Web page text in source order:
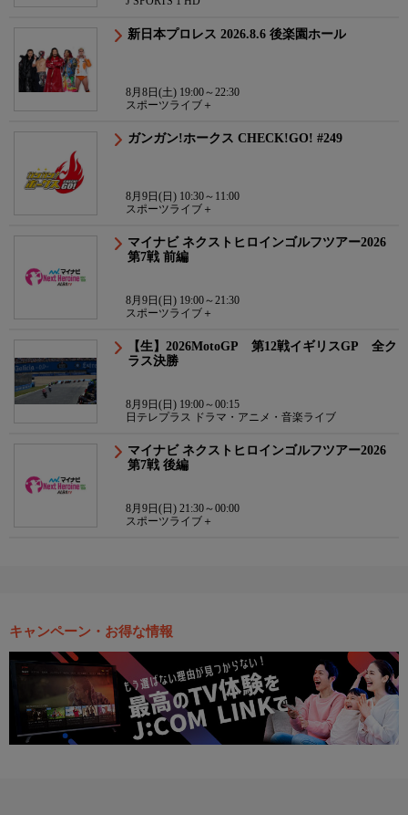
新日本プロレス 2026.8.6 後楽園ホール
8月8日(土) 19:00～22:30
スポーツライブ＋
ガンガン!ホークス CHECK!GO! #249
8月9日(日) 10:30～11:00
スポーツライブ＋
マイナビ ネクストヒロインゴルフツアー2026
第7戦 前編
8月9日(日) 19:00～21:30
スポーツライブ＋
【生】2026MotoGP 第12戦イギリスGP 全ク
ラス決勝
8月9日(日) 19:00～00:15
日テレプラス ドラマ・アニメ・音楽ライブ
マイナビ ネクストヒロインゴルフツアー2026
第7戦 後編
8月9日(日) 21:30～00:00
スポーツライブ＋
キャンペーン・お得な情報